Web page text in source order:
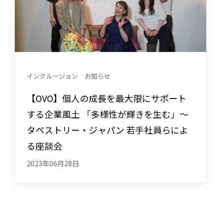
インクルージョン お知らせ
【OVO】個人の成長を最大限にサポート
する企業風土 「多様性が輝きを生む」～
タペストリー・ジャパン 若手社員らによ
る座談会
2023年06月28日